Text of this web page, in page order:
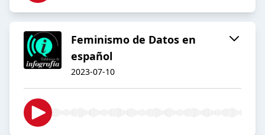
Feminismo de Datos en
español
2023-07-10